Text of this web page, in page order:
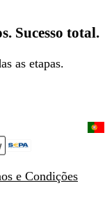
Sucesso total.
as etapas.
e Condições